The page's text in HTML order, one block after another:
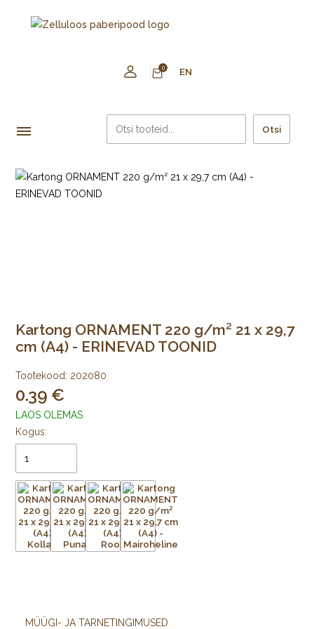
0 EN
Otsi
Kartong ORNAMENT 220 g/m² 21 x 29,7
cm (A4) - ERINEVAD TOONID
Tootekood: 202080
0.39
LAOS OLEMAS
Kogus:
MÜÜGI- JA TARNETINGIMUSED